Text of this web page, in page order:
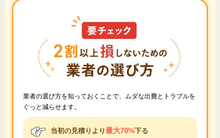
業者の選び方を知っておくことで、ムダな出費とトラブルを
ぐっと減らせます。
当初の見積りより最大70%下る